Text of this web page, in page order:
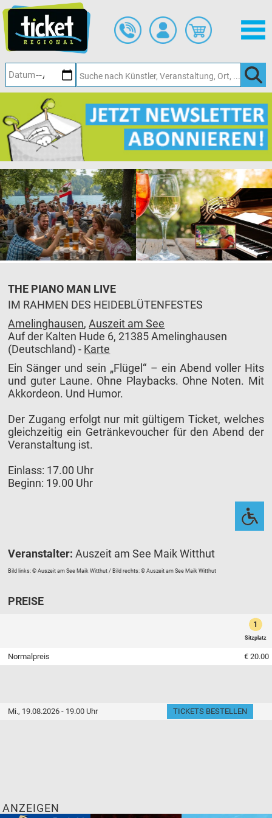
Hauptinhalt
springen
THE PIANO MAN LIVE
IM RAHMEN DES HEIDEBLÜTENFESTES
Amelinghausen,Auszeit am See
Auf der Kalten Hude 6, 21385 Amelinghausen
(Deutschland) - Karte
Ein Sänger und sein „Flügel“ – ein Abend voller Hits
und guter Laune. Ohne Playbacks. Ohne Noten. Mit
Akkordeon. Und Humor.
Der Zugang erfolgt nur mit gültigem Ticket, welches
gleichzeitig ein Getränkevoucher für den Abend der
Veranstaltung ist.
Einlass: 17.00 Uhr
Beginn: 19.00 Uhr
Veranstalter: Auszeit am See Maik Witthut
Bild links: © Auszeit am See Maik Witthut / Bild rechts: © Auszeit am See Maik Witthut
PREISE
1
Sitzplatz
Normalpreis € 20.00
Mi., 19.08.2026 - 19.00 Uhr TICKETS BESTELLEN
ANZEIGEN